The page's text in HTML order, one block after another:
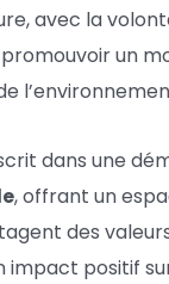
avec la
un
dans une
, offrant un
des
impact positif